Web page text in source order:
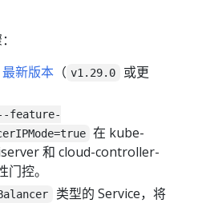
新版本 （ v1.29.0
或更
feature-
在 kube-
和 cloud-controller-
控。
类型的 Service，将